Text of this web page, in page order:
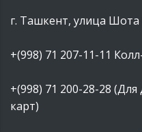
г. Ташкент, улица Шота
+(998) 71 207-11-11
+(998) 71 200-28-28
карт)